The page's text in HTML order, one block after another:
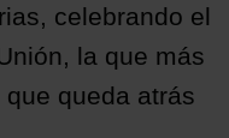
celebrando el
la que más
queda atrás